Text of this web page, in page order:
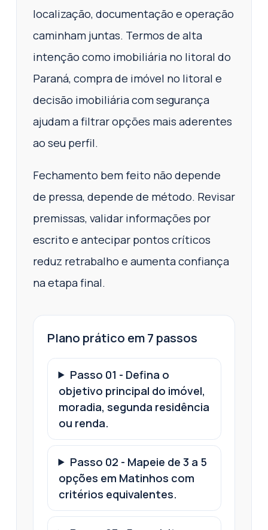
localização, documentação e operação
caminham juntas. Termos de alta
intenção como imobiliária no litoral do
Paraná, compra de imóvel no litoral e
decisão imobiliária com segurança
ajudam a filtrar opções mais aderentes
ao seu perfil.
Fechamento bem feito não depende
de pressa, depende de método. Revisar
premissas, validar informações por
escrito e antecipar pontos críticos
reduz retrabalho e aumenta confiança
na etapa final.
Plano prático em 7 passos
Passo 01 - Defina o
objetivo principal do imóvel,
moradia, segunda residência
ou renda.
Passo 02 - Mapeie de 3 a 5
opções em Matinhos com
critérios equivalentes.